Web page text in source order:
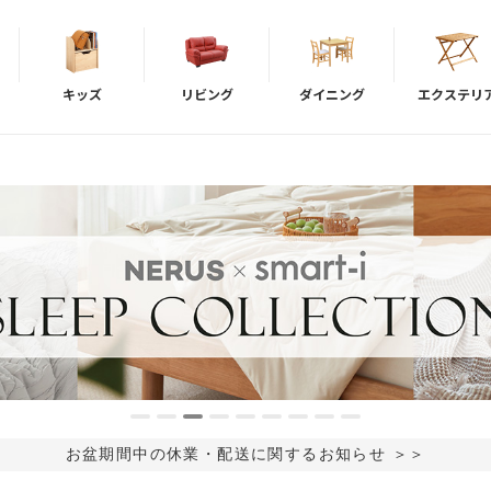
キッズ リビング ダイニング エクステリ
お盆期間中の休業・配送に関するお知らせ ＞＞